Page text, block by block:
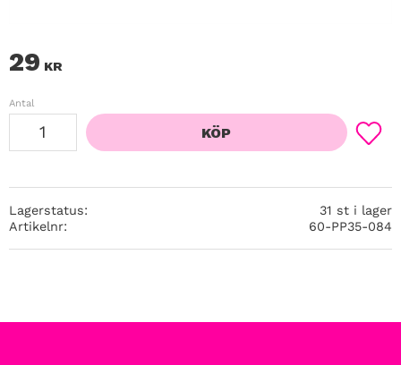
29 KR
Antal
KÖP
Lägg
Lagerstatus
31 st i lager
Artikelnr
60-PP35-084